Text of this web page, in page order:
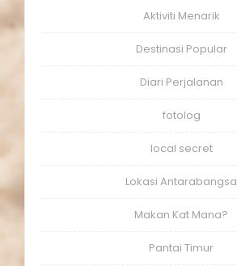
Aktiviti Menarik
Destinasi Popular
Diari Perjalanan
fotolog
local secret
Lokasi Antarabangsa
Makan Kat Mana?
Pantai Timur